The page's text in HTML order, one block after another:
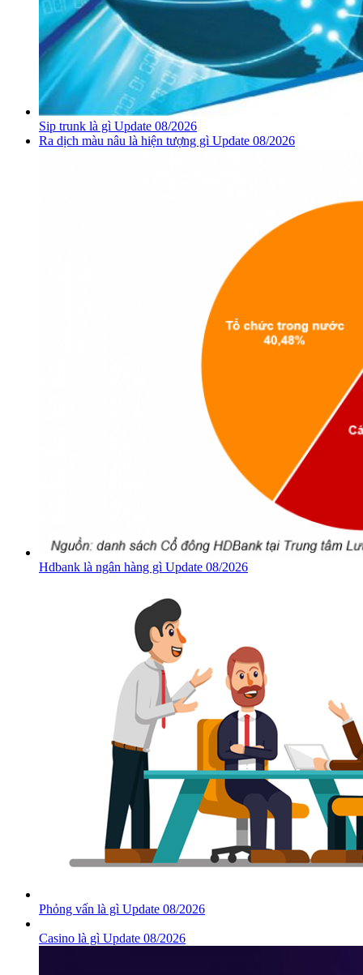
Sip trunk là gì Update 08/2026
Ra dịch màu nâu là hiện tượng gì Update 08/2026
Hdbank là ngân hàng gì Update 08/2026
Phỏng vấn là gì Update 08/2026
Casino là gì Update 08/2026